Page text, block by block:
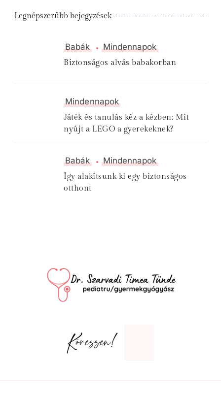
Legnépszerűbb bejegyzések
Babák Mindennapok
Biztonságos alvás babakorban
Mindennapok
Játék és tanulás kéz a kézben: Mit
nyújt a LEGO a gyerekeknek?
Babák Mindennapok
Így alakítsunk ki egy biztonságos
otthont
Kövessen!